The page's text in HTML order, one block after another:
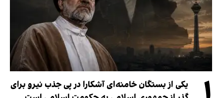
یکی از بستگان خامنه‌ای آشکارا در پی جذب نیرو برای